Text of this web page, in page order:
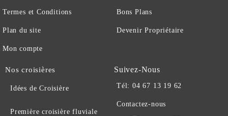
Termes et Conditions
Plan du site
Mon compte
Bons Plans
Devenir Propriétaire
Nos croisières
Idées de Croisière
Première croisière fluviale
Suivez-Nous
Tél: 04 67 13 19 62
Contactez-nous